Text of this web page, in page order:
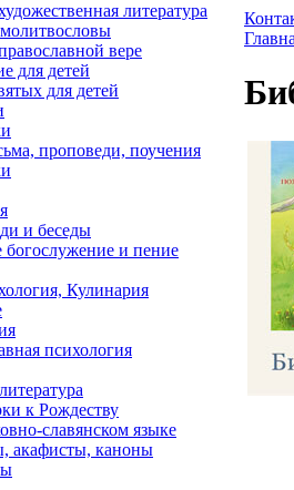
литература
вере
для детей
для детей
проповеди, поучения
и беседы
богослужение и пение
Кулинария
психология
к Рождеству
славянском языке
акафисты, каноны